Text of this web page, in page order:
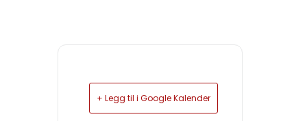
+ Legg til i Google Kalender